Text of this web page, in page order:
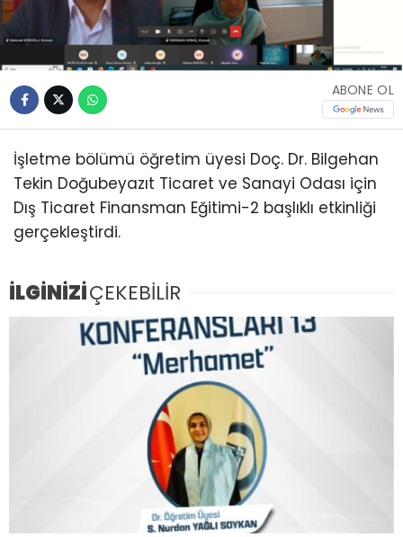
ABONE OL
İşletme bölümü öğretim üyesi Doç. Dr. Bilgehan
Tekin Doğubeyazıt Ticaret ve Sanayi Odası için
Dış Ticaret Finansman Eğitimi-2 başlıklı etkinliği
gerçekleştirdi.
İLGİNİZİÇEKEBİLİR